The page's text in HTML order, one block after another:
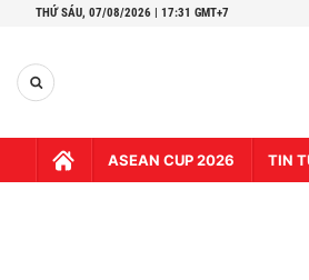
THỨ SÁU, 07/08/2026 | 17:31 GMT+7
ASEAN CUP 2026 TIN